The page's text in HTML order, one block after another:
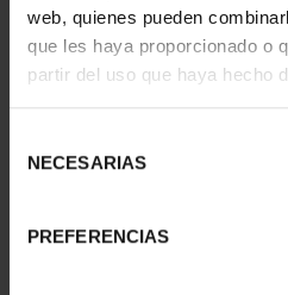
web, quienes pueden
que les haya proporcionado o
partir del uso que haya hecho
NECESARIAS
PREFERENCIAS
€140.00